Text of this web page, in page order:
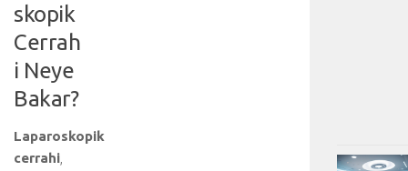
skopik
Cerrah
i Neye
Bakar?
Laparoskopik
cerrahi